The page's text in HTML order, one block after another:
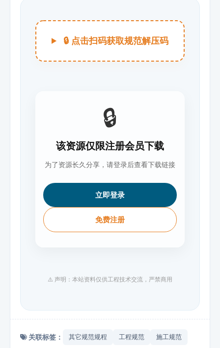
🔒 点击扫码获取规范解压码
🔒
该资源仅限注册会员下载
为了资源长久分享，请登录后查看下载链接
立即登录
免费注册
⚠️ 声明：本站资料仅供工程技术交流，严禁商用
关联标签： 其它规范规程 工程规范 施工规范